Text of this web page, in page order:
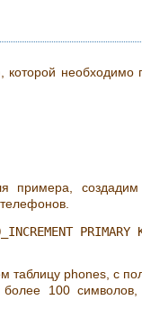
необходимо
примера, создадим
таблицу phones, с
100